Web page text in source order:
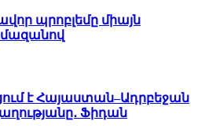
պրոբլեմը միայն
է Հայաստան–Ադրբեջան
Ֆիդան